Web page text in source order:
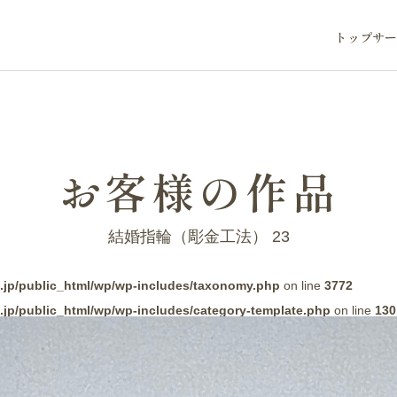
トップサ
お客様の作品
結婚指輪（彫金工法） 23
public_html/wp/wp-includes/taxonomy.php on line 3772
public_html/wp/wp-includes/category-template.php on line